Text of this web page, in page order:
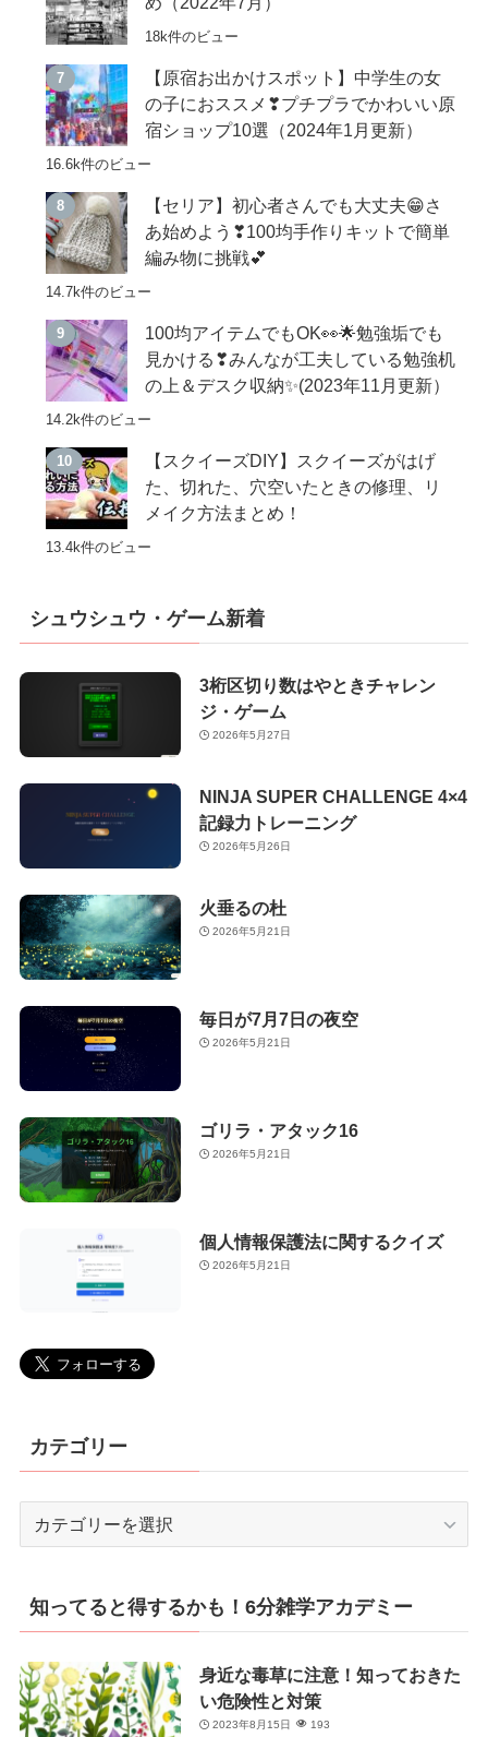
18k件のビュー
【原宿お出かけスポット】中学生の女
の子におススメ❣プチプラでかわいい原
宿ショップ10選（2024年1月更新）
16.6k件のビュー
【セリア】初心者さんでも大丈夫😁さ
あ始めよう❣100均手作りキットで簡単
編み物に挑戦💕
14.7k件のビュー
100均アイテムでもOK👀🌟勉強垢でも
見かける❣みんなが工夫している勉強机
の上＆デスク収納✨(2023年11月更新）
14.2k件のビュー
【スクイーズDIY】スクイーズがはげ
た、切れた、穴空いたときの修理、リ
メイク方法まとめ！
13.4k件のビュー
シュウシュウ・ゲーム新着
3桁区切り数はやときチャレン
ジ・ゲーム
2026年5月27日
NINJA SUPER CHALLENGE 4×4
記録力トレーニング
2026年5月26日
火垂るの杜
2026年5月21日
毎日が7月7日の夜空
2026年5月21日
ゴリラ・アタック16
2026年5月21日
個人情報保護法に関するクイズ
2026年5月21日
カテゴリー
リ
ー
知ってると得するかも！6分雑学アカデミー
身近な毒草に注意！知っておきた
い危険性と対策
2023年8月15日 193